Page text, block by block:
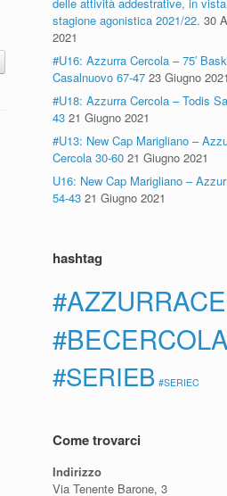
stagione agonistica 2021/22. 30
2021
#U16: Azzurra Cercola – 75′
Casalnuovo 67-47 23 Giugno 2021
#U18: Azzurra Cercola – Todis
43 21 Giugno 2021
#U13: New Cap Marigliano –
Cercola 30-60 21 Giugno 2021
U16: New Cap Marigliano –
54-43 21 Giugno 2021
hashtag
#BECERCOLA
#SERIEB #SERIEC
Come trovarci
Indirizzo
Via Tenente Barone, 3